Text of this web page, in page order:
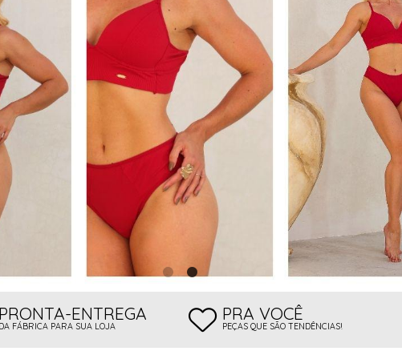
PRONTA-ENTREGA
DA FÁBRICA PARA SUA LOJA
PRA VOCÊ
PEÇAS QUE SÃO TENDÊNCIAS!